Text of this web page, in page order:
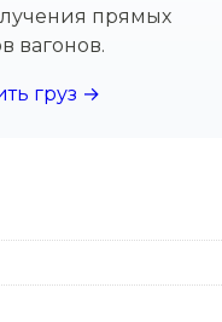
прямых
вагонов.
груз →